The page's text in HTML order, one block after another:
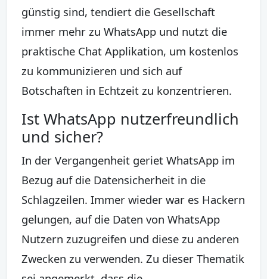
günstig sind, tendiert die Gesellschaft
immer mehr zu WhatsApp und nutzt die
praktische Chat Applikation, um kostenlos
zu kommunizieren und sich auf
Botschaften in Echtzeit zu konzentrieren.
Ist WhatsApp nutzerfreundlich
und sicher?
In der Vergangenheit geriet WhatsApp im
Bezug auf die Datensicherheit in die
Schlagzeilen. Immer wieder war es Hackern
gelungen, auf die Daten von WhatsApp
Nutzern zuzugreifen und diese zu anderen
Zwecken zu verwenden. Zu dieser Thematik